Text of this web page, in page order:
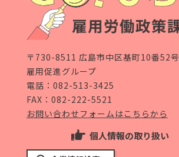
〒730-8511 広島市中区基町10番52号
雇用促進グループ
電話： 082-513-3425
FAX：082-222-5521
お問い合わせフォームはこちらから
個人情報の取り扱い